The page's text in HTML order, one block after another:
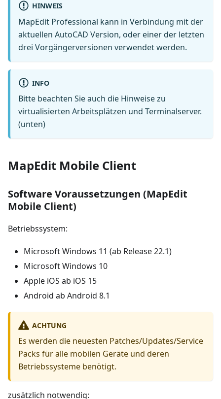
HINWEIS
MapEdit Professional kann in Verbindung mit der
aktuellen AutoCAD Version, oder einer der letzten
drei Vorgängerversionen verwendet werden.
INFO
Bitte beachten Sie auch die Hinweise zu
virtualisierten Arbeitsplätzen und Terminalserver.
(unten)
MapEdit Mobile Client
Software Voraussetzungen (MapEdit
Mobile Client)
Betriebssystem:
Microsoft Windows 11 (ab Release 22.1)
Microsoft Windows 10
Apple iOS ab iOS 15
Android ab Android 8.1
ACHTUNG
Es werden die neuesten Patches/Updates/Service
Packs für alle mobilen Geräte und deren
Betriebssysteme benötigt.
zusätzlich notwendig: